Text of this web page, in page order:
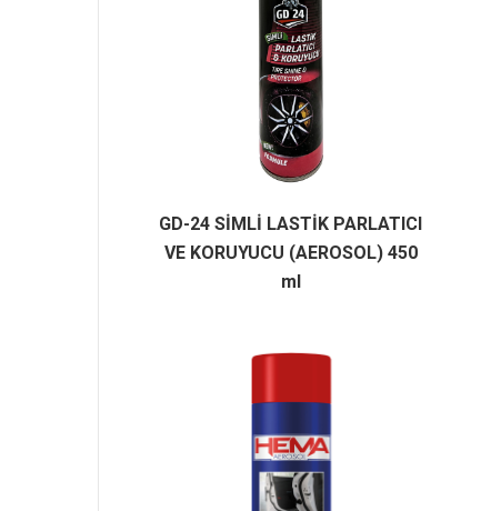
GD-24 SİMLİ LASTİK PARLATICI
VE KORUYUCU (AEROSOL) 450
ml